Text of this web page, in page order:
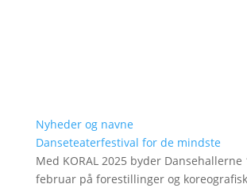
Nyheder og navne
Danseteaterfestival for de mindste
Med KORAL 2025 byder Dansehallerne
februar på forestillinger og